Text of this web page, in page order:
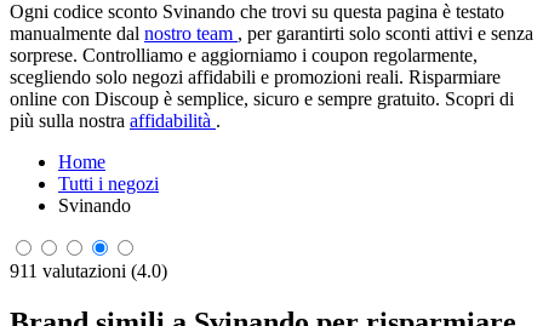
Ogni codice sconto Svinando che trovi su questa pagina è testato
manualmente dal nostro team , per garantirti solo sconti attivi e senza
sorprese. Controlliamo e aggiorniamo i coupon regolarmente,
scegliendo solo negozi affidabili e promozioni reali. Risparmiare
online con Discoup è semplice, sicuro e sempre gratuito. Scopri di
più sulla nostra affidabilità .
Home
Tutti i negozi
Svinando
911 valutazioni (4.0)